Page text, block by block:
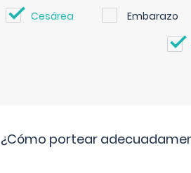
Cesárea Embarazo
¿Cómo portear